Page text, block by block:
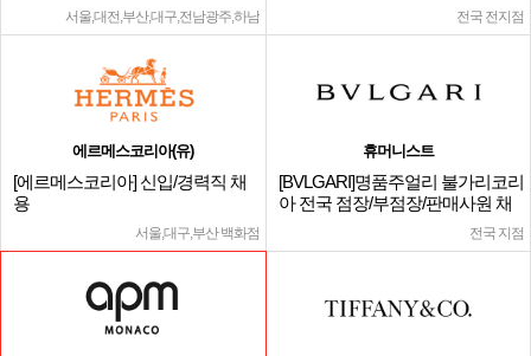
서울,대전,부산,대구,전남광주,하남 전국 전지점
에르메스코리아(유)
[에르메스코리아] 신입/경력직 채
용
서울,대구,부산 백화점
휴머니스트
[BVLGARI]명품주얼리 불가리코리
아 전국 점장/부점장/판매사원 채
전국 지점